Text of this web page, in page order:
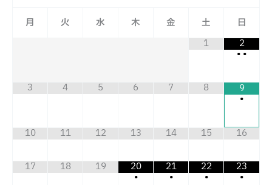
月 火 水 木 金 土
日
1
2
• •
3 4 5 6 7 8
9
•
10 11 12 13 14 15 16
17 18 19
20
•
21
•
22
•
23
•